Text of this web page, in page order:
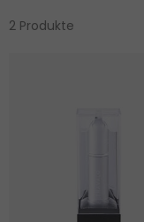
2 Produkte